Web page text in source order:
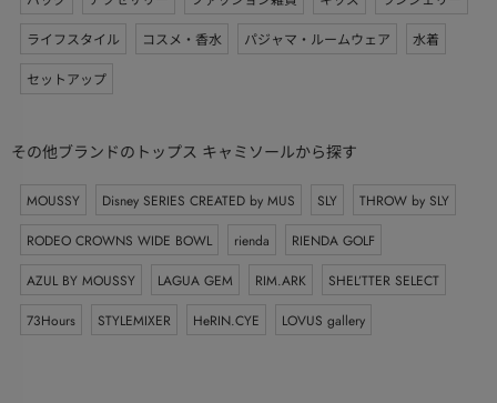
ライフスタイル
コスメ・香水 パジャマ・ルームウェア
水着
セットアップ
その他ブランドのトップス キャミソールから探す
MOUSSY Disney SERIES CREATED by MUS SLY
THROW by SLY
RODEO CROWNS WIDE BOWL
rienda
RIENDA GOLF
AZUL BY MOUSSY
LAGUA GEM RIM.ARK
SHEL’TTER SELECT
73Hours
STYLEMIXER HeRIN.CYE LOVUS gallery